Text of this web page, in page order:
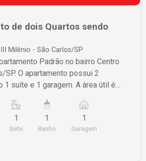
de dois Quartos sendo
Milênio - São Carlos/SP
Padrão no bairro Centro
possui 2
e 1 garagem. A área útil é
entre em contato para
1
Suite
1
Banho
1
Garagem